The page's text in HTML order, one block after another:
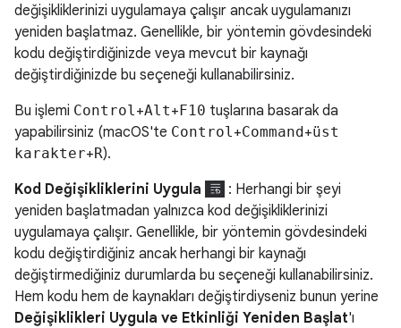
değişikliklerinizi uygulamaya çalışır ancak uygulamanızı
yeniden başlatmaz. Genellikle, bir yöntemin gövdesindeki
kodu değiştirdiğinizde veya mevcut bir kaynağı
değiştirdiğinizde bu seçeneği kullanabilirsiniz.
Bu işlemi Control +Alt+F10 tuşlarına basarak da
yapabilirsiniz (macOS'te Control +Command+üst
karakter+R).
Kod Değişikliklerini Uygula
: Herhangi bir şeyi
yeniden başlatmadan yalnızca kod değişikliklerinizi
uygulamaya çalışır. Genellikle, bir yöntemin gövdesindeki
kodu değiştirdiğiniz ancak herhangi bir kaynağı
değiştirmediğiniz durumlarda bu seçeneği kullanabilirsiniz.
Hem kodu hem de kaynakları değiştirdiyseniz bunun yerine
Değişiklikleri Uygula ve Etkinliği Yeniden Başlat'ı